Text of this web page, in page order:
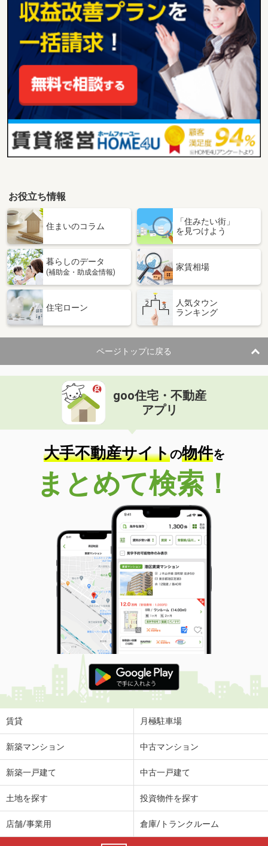
お役立ち情報
住まいのコラム
「住みたい街」
を見つけよう
暮らしのデータ
(補助金・助成金情報)
家賃相場
住宅ローン
人気タウン
ランキング
ページトップに戻る
goo住宅・不動産
アプリ
大手不動産サイトの物件を
まとめて検索！
賃貸 月極駐車場
新築マンション 中古マンション
新築一戸建て 中古一戸建て
土地を探す 投資物件を探す
店舗/事業用 倉庫/トランクルーム